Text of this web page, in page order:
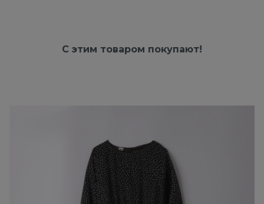
С этим товаром покупают!